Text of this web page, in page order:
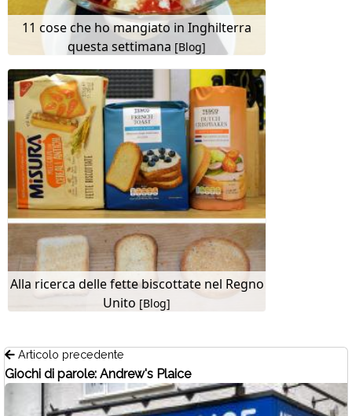
11 cose che ho mangiato in Inghilterra
questa settimana [Blog]
Alla ricerca delle fette biscottate nel Regno
Unito [Blog]
Articolo precedente
Giochi di parole: Andrew's Plaice